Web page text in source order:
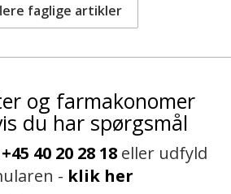
faglige artikler
og farmakonomer
du har spørgsmål
+45 40 20 28 18eller udfyld
- klik her